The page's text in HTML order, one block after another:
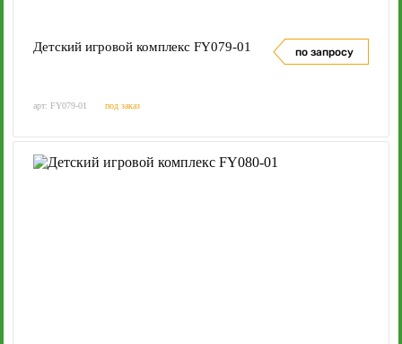
Детский игровой комплекс FY079-01 по запросу
арт: FY079-01 под заказ